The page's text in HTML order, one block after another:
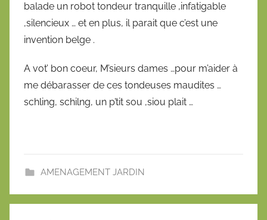
balade un robot tondeur tranquille ,infatigable
,silencieux … et en plus, il parait que c’est une
invention belge .
A vot’ bon coeur, M’sieurs dames …pour m’aider à
me débarasser de ces tondeuses maudites …
schling, schilng, un p’tit sou ,siou plait …
AMENAGEMENT JARDIN